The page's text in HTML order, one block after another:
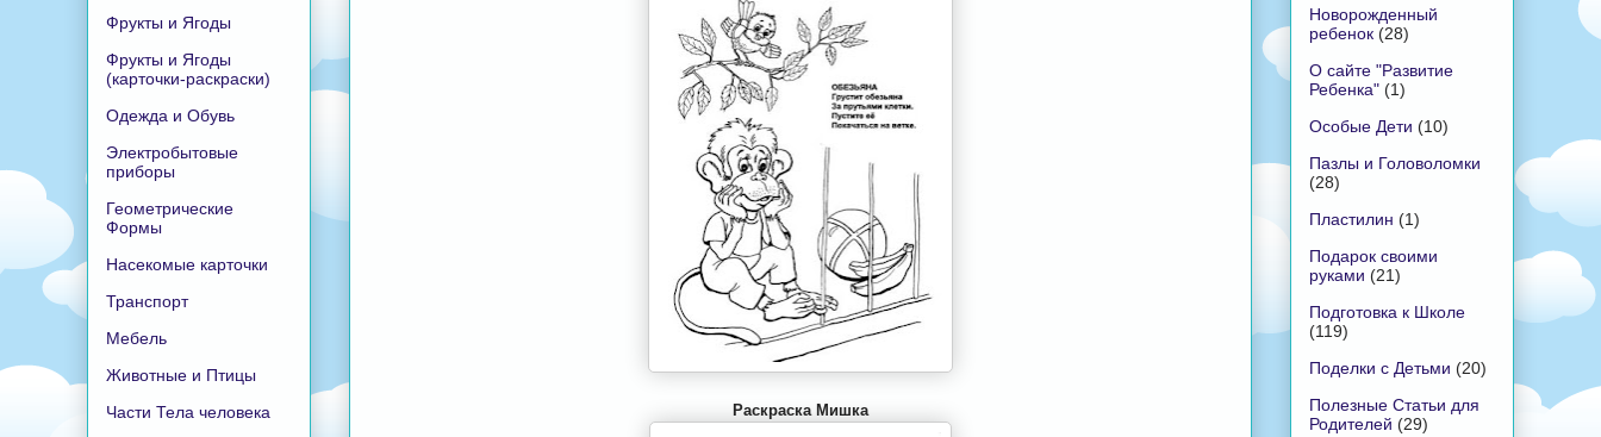
Раскраска Мишка
Фрукты и Ягоды
Фрукты и Ягоды
(карточки-раскраски)
Одежда и Обувь
Электробытовые
приборы
Геометрические
Формы
Насекомые карточки
Транспорт
Мебель
Животные и Птицы
Части Тела человека
Новорожденный
ребенок (28)
О сайте "Развитие
Ребенка" (1)
Особые Дети (10)
Пазлы и Головоломки
(28)
Пластилин (1)
Подарок своими
руками (21)
Подготовка к Школе
(119)
Поделки с Детьми (20)
Полезные Статьи для
Родителей (29)